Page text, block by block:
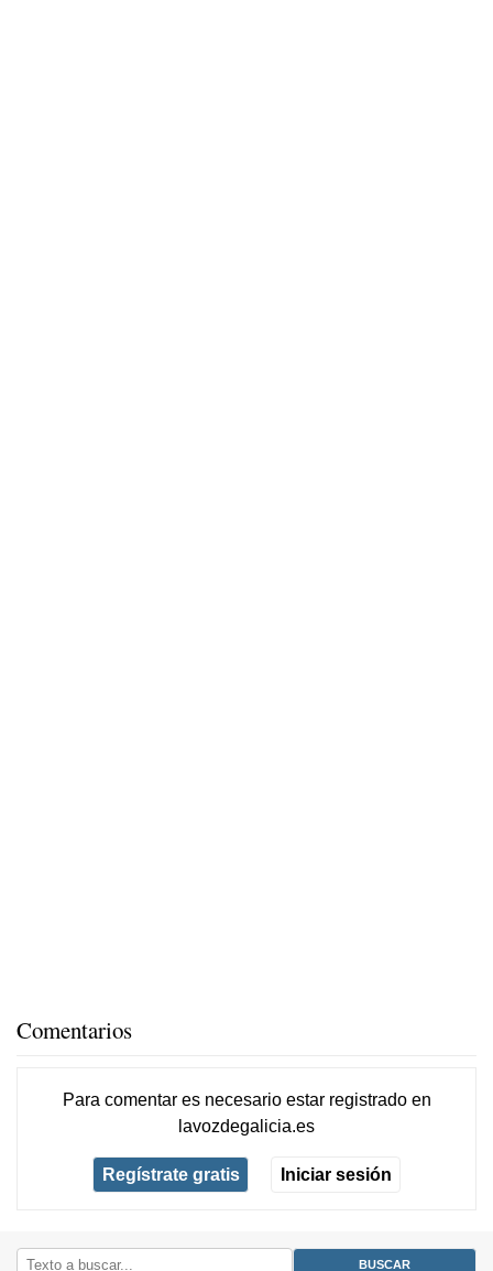
Comentarios
Para comentar es necesario estar registradoen
lavozdegalicia.es
Regístrate gratis Iniciar sesión